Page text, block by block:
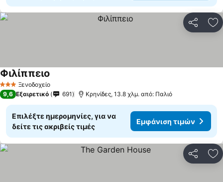
3 ΑστέριαΞενοδοχείο
Φιλίππειο
9,6 Εξαιρετικό 691 Κρηνίδες, 13.8 χλμ. από: Παλιό
Επιλέξτε ημερομηνίες, για να
δείτε τις ακριβείς τιμές
Εμφάνιση τιμών